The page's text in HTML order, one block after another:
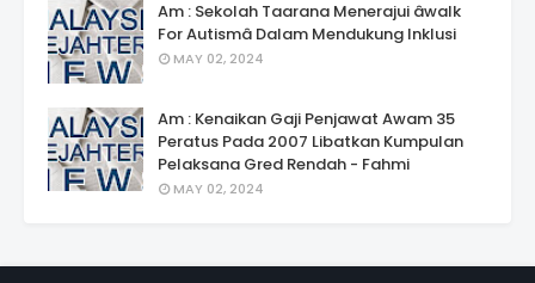
Am : Sekolah Taarana Menerajui âwalk
For Autismâ Dalam Mendukung Inklusi
MAY 02, 2024
Am : Kenaikan Gaji Penjawat Awam 35
Peratus Pada 2007 Libatkan Kumpulan
Pelaksana Gred Rendah - Fahmi
MAY 02, 2024